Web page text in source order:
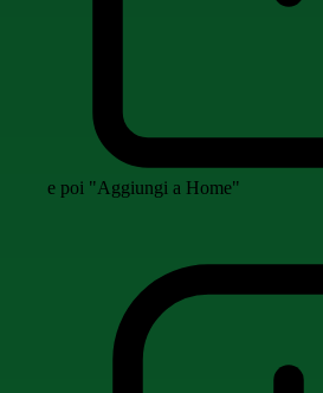
e poi "Aggiungi a Home"